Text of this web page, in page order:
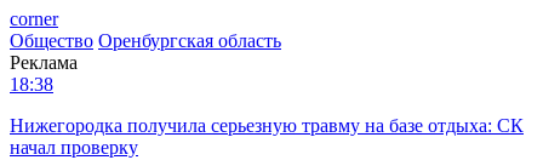
corner
Общество Оренбургская область
Реклама
18:38
Нижегородка получила серьезную травму на базе отдыха: СК
начал проверку